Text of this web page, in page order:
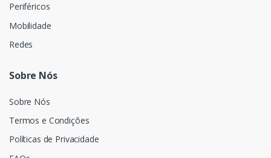
Periféricos
Mobilidade
Redes
Sobre Nós
Sobre Nós
Termos e Condições
Políticas de Privacidade